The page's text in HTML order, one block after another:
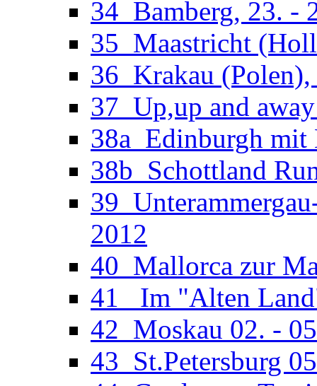
34_Bamberg, 23. -
35_Maastricht
36_Krakau
37_Up,up and
38a_Edinburgh
38b_Schottland
2012
40_Mallorca zur
41_ Im "Alten
42_Moskau 02. -
43_St.Petersburg